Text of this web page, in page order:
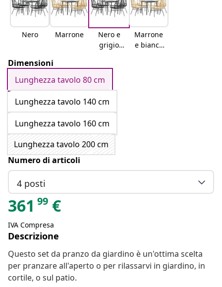
Nero Marrone
Nero e
grigio
Marrone
e bianco
Dimensioni
Lunghezza tavolo 80 cm
Lunghezza tavolo 140 cm
Lunghezza tavolo 160 cm
Lunghezza tavolo 200 cm
Numero di articoli
4 posti
361 99 €
IVA Compresa
Descrizione
Questo set da pranzo da giardino è un'ottima scelta
per pranzare all'aperto o per rilassarvi in giardino, in
cortile, o sul patio.